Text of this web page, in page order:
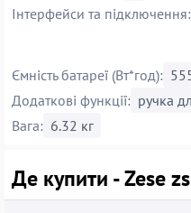
Інтерфейси та підключення:
Ємність батареї (Вт*год):
Додаткові функції: ручка
Вага: 6.32 кг
Де купити - Zese